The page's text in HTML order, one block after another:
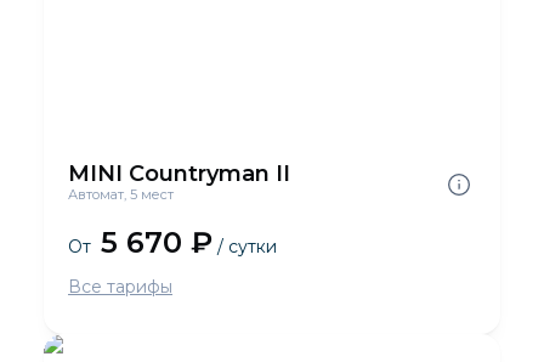
MINI Countryman II
Автомат, 5 мест
От 5 670 ₽ / сутки
Все тарифы